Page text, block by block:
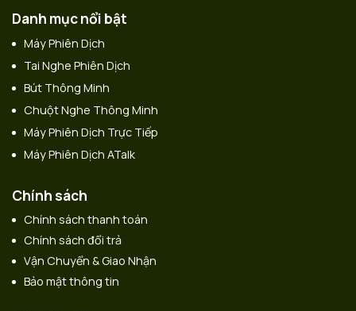
Danh mục nổi bật
Máy Phiên Dịch
Tai Nghe Phiên Dịch
Bút Thông Minh
Chuột Nghe Thông Minh
Máy Phiên Dịch Trực Tiếp
Máy Phiên Dịch ATalk
Chính sách
Chính sách thanh toán
Chính sách đổi trả
Vận Chuyển & Giao Nhận
Bảo mật thông tin